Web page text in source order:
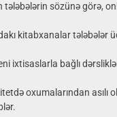
tələbələrin sözünə görə,
kitabxanalar tələbələr
ixtisaslarla bağlı
oxumalarından